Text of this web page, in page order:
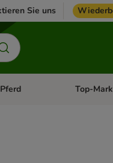
Sie uns
Fisch Menü öffnen: Vogel
Pferd Kategorie-
Top-